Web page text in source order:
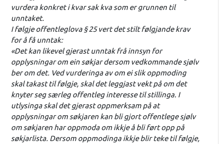
vurdera konkret i kvar sak kva som er grunnen til
unntaket.
I følgje offentleglova § 25 vert det stilt følgjande krav
for å få unntak:
«Det kan likevel gjerast unntak frå innsyn for
opplysningar om ein søkjar dersom vedkommande sjølv
ber om det. Ved vurderinga av om ei slik oppmoding
skal takast til følgje, skal det leggjast vekt på om det
knyter seg særleg offentleg interesse til stillinga. I
utlysinga skal det gjerast oppmerksam på at
opplysningar om søkjaren kan bli gjort offentlege sjølv
om søkjaren har oppmoda om ikkje å bli ført opp på
søkjarlista. Dersom oppmodinga ikkje blir teke til følgje,